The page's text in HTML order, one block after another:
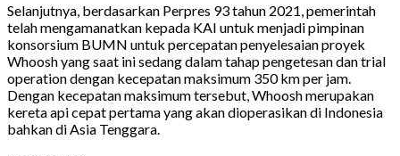
Selanjutnya, berdasarkan Perpres 93 tahun 2021, pemerintah
telah mengamanatkan kepada KAI untuk menjadi pimpinan
konsorsium BUMN untuk percepatan penyelesaian proyek
Whoosh yang saat ini sedang dalam tahap pengetesan dan trial
operation dengan kecepatan maksimum 350 km per jam.
Dengan kecepatan maksimum tersebut, Whoosh merupakan
kereta api cepat pertama yang akan dioperasikan di Indonesia
bahkan di Asia Tenggara.